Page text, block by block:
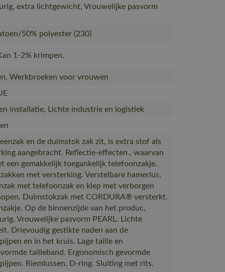
extra lichtgewicht, Vrouwelijke pasvorm
50% polyester (230)
1-2% krimpen.
Werkbroeken voor vrouwen
installatie, Lichte industrie en logistiek
en de duimstok zak zit, is extra stof als
aangebracht. Reflectie-effecten., waarvan
een gemakkelijk toegankelijk telefoonzakje.
met versterking. Verstelbare hamerlus.
met telefoonzak en klep met verborgen
Duimstokzak met CORDURA® versterkt.
Op de binnenzijde van het produc,
Vrouwelijke pasvorm PEARL. Lichte
Drievoudig gestikte naden aan de
en in het kruis. Lage taille en
tailleband. Ergonomisch gevormde
Riemlussen. D-ring. Sluiting met rits.